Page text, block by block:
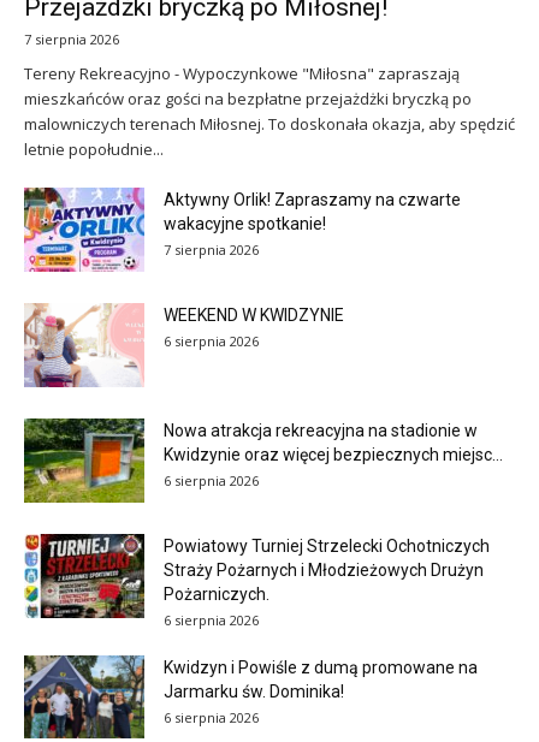
Przejażdżki bryczką po Miłosnej!
7 sierpnia 2026
Tereny Rekreacyjno - Wypoczynkowe "Miłosna" zapraszają
mieszkańców oraz gości na bezpłatne przejażdżki bryczką po
malowniczych terenach Miłosnej. To doskonała okazja, aby spędzić
letnie popołudnie...
Aktywny Orlik! Zapraszamy na czwarte
wakacyjne spotkanie!
7 sierpnia 2026
WEEKEND W KWIDZYNIE
6 sierpnia 2026
Nowa atrakcja rekreacyjna na stadionie w
Kwidzynie oraz więcej bezpiecznych miejsc...
6 sierpnia 2026
Powiatowy Turniej Strzelecki Ochotniczych
Straży Pożarnych i Młodzieżowych Drużyn
Pożarniczych.
6 sierpnia 2026
Kwidzyn i Powiśle z dumą promowane na
Jarmarku św. Dominika!
6 sierpnia 2026